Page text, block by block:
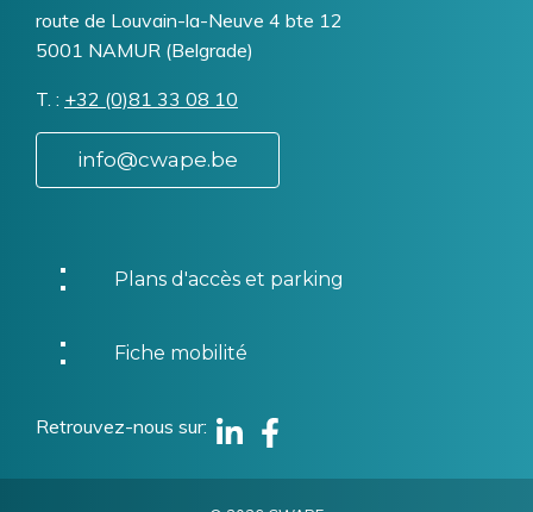
Addresse
route de Louvain-la-Neuve 4 bte 12
5001 NAMUR (Belgrade)
T. Téléphone
+32 (0)81 33 08 10
info@cwape.be
Plans d'accès et parking
Fiche mobilité
Retrouvez-nous sur
Linkedin
Facebook